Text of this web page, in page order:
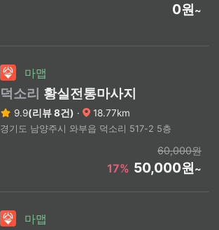
0원~
마맵
덕소리 황실전통마사지
9.9(리뷰 8건) · 18.77km
경기도 남양주시 와부읍 덕소리 517-2 5층
60,000원
17% 50,000원~
마맵